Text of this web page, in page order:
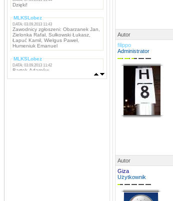
Dzięki!
MLKSLobez
DATA: 03.09.2013 11:43
Zawodnicy zgłoszeni: Obarzanek Jan,
Zielonka Rafał, Sułkowski Łukasz,
Łapuć Kamil, Wielgus Paweł,
Humeniuk Emanuel
MLKSLobez
DATA: 03.09.2013 11:42
Bartek Adamów
Autor
filippo
Administrator
Autor
Giza
Użytkownik